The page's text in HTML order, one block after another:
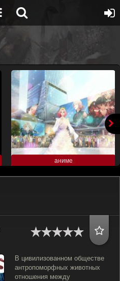
аниме
В цивилизованном обществе
антропоморфных животных
отношения между